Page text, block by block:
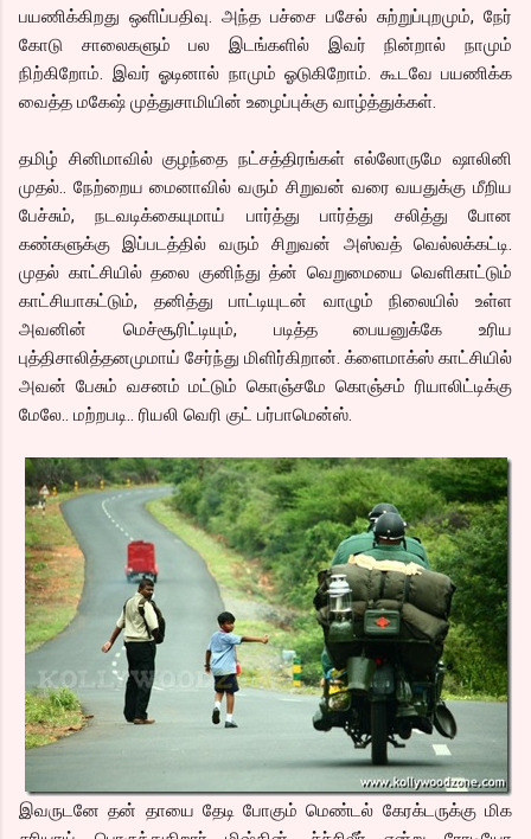
பயணிக்கிறது ஒளிப்பதிவு. அந்த பச்சை பசேல் சுற்றுப்புறமும், நேர்
கோடு சாலைகளும் பல இடங்களில் இவர் நின்றால் நாமும்
நிற்கிறோம். இவர் ஓடினால் நாமும் ஓடுகிறோம். கூடவே பயணிக்க
வைத்த மகேஷ் முத்துசாமியின் உழைப்புக்கு வாழ்த்துக்கள்.
தமிழ் சினிமாவில் குழந்தை நட்சத்திரங்கள் எல்லோருமே ஷாலினி
முதல்.. நேற்றைய மைனாவில் வரும் சிறுவன் வரை வயதுக்கு மீறிய
பேச்சும், நடவடிக்கையுமாய் பார்த்து பார்த்து சலித்து போன
கண்களுக்கு இப்படத்தில் வரும் சிறுவன் அஸ்வத் வெல்லக்கட்டி.
முதல் காட்சியில் தலை குனிந்து த்ன் வெறுமையை வெளிகாட்டும்
காட்சியாகட்டும், தனித்து பாட்டியுடன் வாழும் நிலையில் உள்ள
அவனின் மெச்சூரிட்டியும், படித்த பையனுக்கே உரிய
புத்திசாலித்தனமுமாய் சேர்ந்து மிளிர்கிறான். க்ளைமாக்ஸ் காட்சியில்
அவன் பேசும் வசனம் மட்டும் கொஞ்சமே கொஞ்சம் ரியாலிட்டிக்கு
மேலே.. மற்றபடி.. ரியலி வெரி குட் பர்பாமென்ஸ்.
இவருடனே தன் தாயை தேடி போகும் மெண்டல் கேரக்டருக்கு மிக